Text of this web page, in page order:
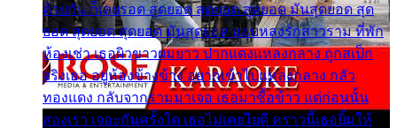
ด้วยกัน ก็เลยรอด สุดยอด สุดยอด สุดยอด มันสุดยอด สุด
ยอด สุดยอด สุดยอด มันสุดยอด แอบหลงรักสาวราม ที่พัก
ห้องเช่า เธอผิวขาวผมยาว ปากแดงแหลงกลาง ถูกสเป็ก
จริงเธอ อยู่ห้องข้างข้าง อยากเข้าไปแหลงกลาง กลัว
ทองแดง กลับจากรามมาเจอ เธอมาซื้อข้าว แต่ก่อนนั้น
สองเรา เจอะกันครั้งใด เธอไม่เคยไยดี คราวนี้เธอยิ้มให้